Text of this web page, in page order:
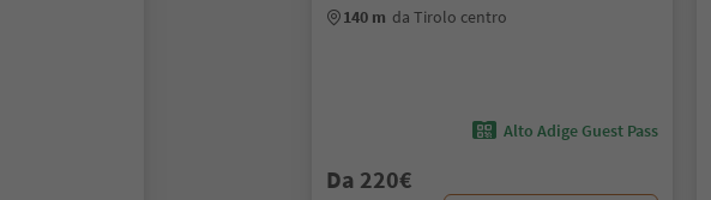
140 m da Tirolo centro
Alto Adige Guest Pass
Da 220€